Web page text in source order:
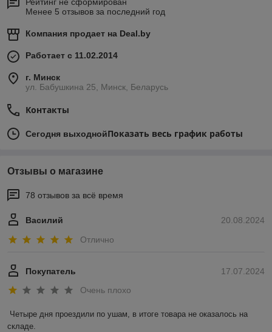
Рейтинг не сформирован
Менее 5 отзывов за последний год
Компания продает на Deal.by
Работает с 11.02.2014
г. Минск
ул. Бабушкина 25, Минск, Беларусь
Контакты
Сегодня выходнойПоказать весь график работы
Отзывы о магазине
78 отзывов за всё время
20.08.2024
Василий
Отлично
17.07.2024
Покупатель
Очень плохо
Четыре дня проездили по ушам, в итоге товара не оказалось на
складе.